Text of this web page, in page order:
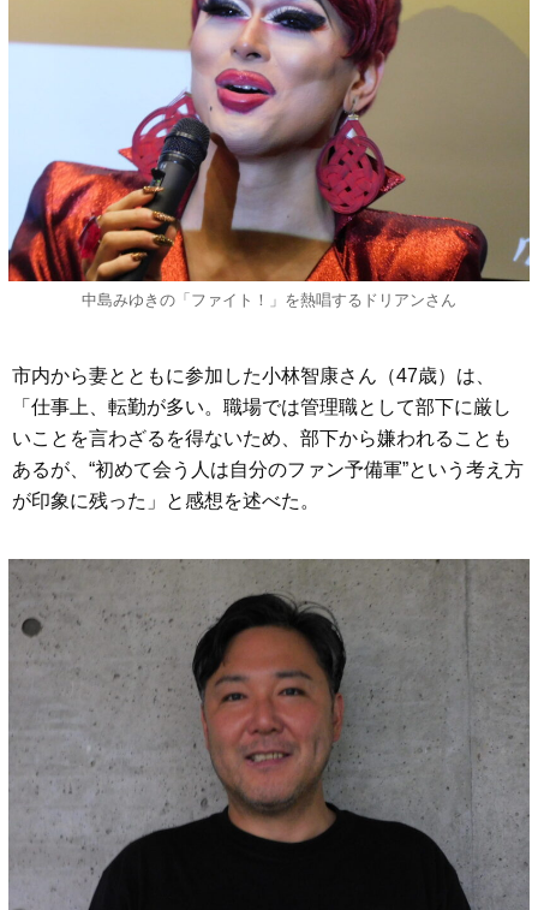
中島みゆきの「ファイト！」を熱唱するドリアンさん
市内から妻とともに参加した小林智康さん（47歳）は、
「仕事上、転勤が多い。職場では管理職として部下に厳し
いことを言わざるを得ないため、部下から嫌われることも
あるが、“初めて会う人は自分のファン予備軍”という考え方
が印象に残った」と感想を述べた。